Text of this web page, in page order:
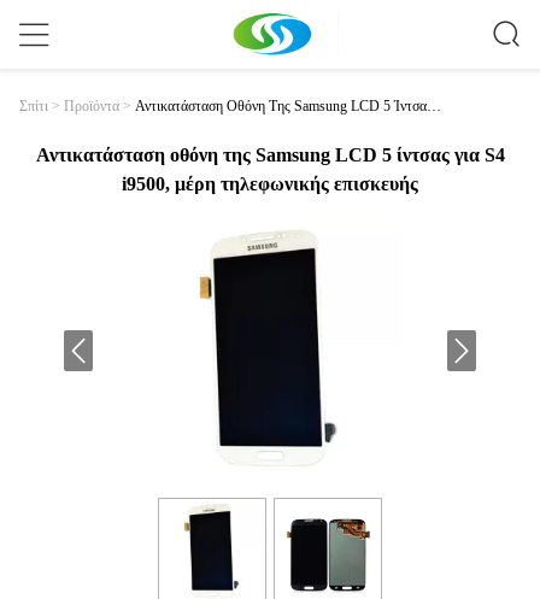
Σπίτι > Προϊόντα > Αντικατάσταση Οθόνη Της Samsung LCD 5 Ίντσας
Αντικατάσταση οθόνη της Samsung LCD 5 ίντσας για S4
i9500, μέρη τηλεφωνικής επισκευής